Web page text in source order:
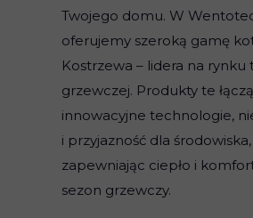
Twojego domu. W
oferujemy szeroką gamę
Kostrzewa – lidera na rynku
grzewczej. Produkty te łączą
innowacyjne technologie,
i przyjazność dla środowiska,
zapewniając ciepło i
sezon grzewczy.